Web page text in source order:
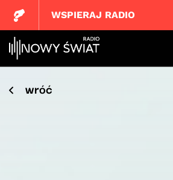
WSPIERAJ RADIO
wróć